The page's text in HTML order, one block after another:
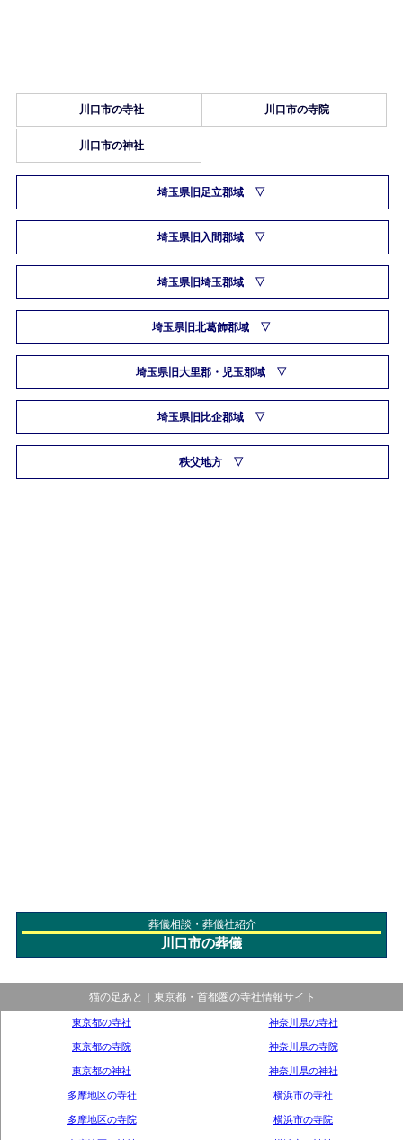
川口市の寺社 川口市の寺院
川口市の神社
埼玉県旧足立郡域
埼玉県旧入間郡域
埼玉県旧埼玉郡域
埼玉県旧北葛飾郡域
埼玉県旧大里郡・児玉郡域
埼玉県旧比企郡域
秩父地方
葬儀相談・葬儀社紹介
川口市の葬儀
猫の足あと｜東京都・首都圏の寺社情報サイト
東京都の寺社
東京都の寺院
東京都の神社
多摩地区の寺社
多摩地区の寺院
神奈川県の寺社
神奈川県の寺院
神奈川県の神社
横浜市の寺社
横浜市の寺院